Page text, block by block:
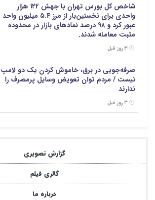
شاخص کل بورس تهران با جهش ۱۲۲ هزار
واحدی برای نخستین‌بار از مرز ۵.۴ میلیون واحد
عبور کرد و ۹۸ درصد نمادهای بازار در محدوده
مثبت معامله شدند.
صرفه‌جویی در برق، خاموش کردن یک دو لامپ
نیست / مردم توان تعویض وسایل پرمصرف را
ندارند
گزارش تصویری
گالری فیلم
درباره ما